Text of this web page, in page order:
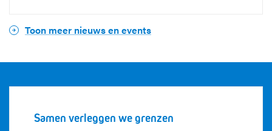
Toon meer nieuws en events
Samen verleggen we grenzen